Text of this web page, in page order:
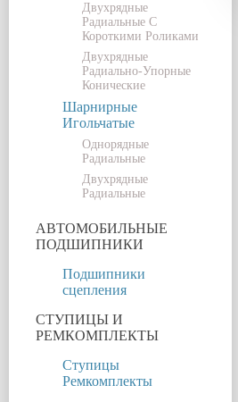
Двухрядные
Радиальные С
Короткими Роликами
Двухрядные
Радиально-Упорные
Конические
Шарнирные
Игольчатые
Однорядные
Радиальные
Двухрядные
Радиальные
АВТОМОБИЛЬНЫЕ
ПОДШИПНИКИ
Подшипники
сцепления
СТУПИЦЫ И
РЕМКОМПЛЕКТЫ
Ступицы
Ремкомплекты